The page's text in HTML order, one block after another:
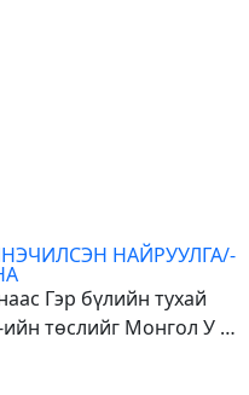
НАЙРУУЛГА/-
Гэр бүлийн тухай
төслийг Монгол У …